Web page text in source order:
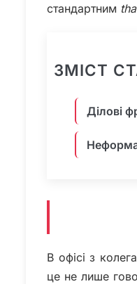
стандартним
ЗМІСТ
Ділові
В офісі з
це не лише